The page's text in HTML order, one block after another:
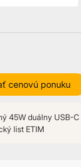
cenovú ponuku
45W duálny USB-
list ETIM